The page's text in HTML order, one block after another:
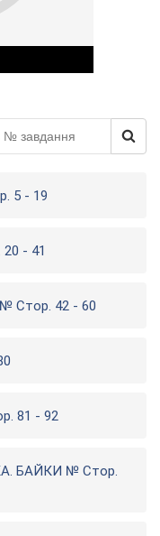
5 - 19
- 41
Стор. 42 - 60
81 - 92
БАЙКИ № Стор.